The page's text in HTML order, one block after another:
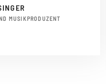
MUSIKPRODUZENT